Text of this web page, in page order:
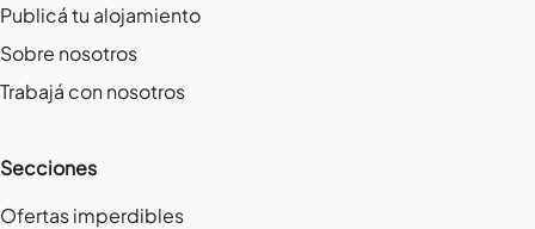
Publicá tu alojamiento
Sobre nosotros
Trabajá con nosotros
Secciones
Ofertas imperdibles